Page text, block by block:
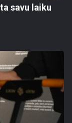
savu laiku